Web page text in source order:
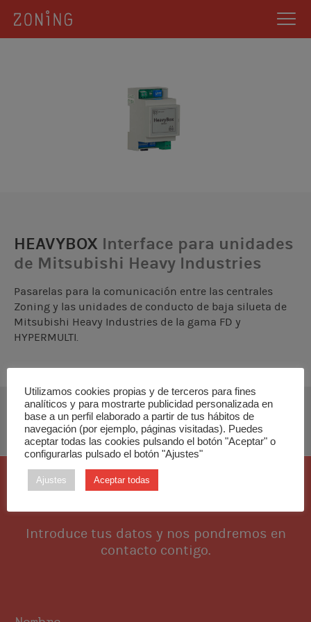
HEAVYBOX Interface para unidades
de Mitsubishi Heavy Industries
Pasarelas para la comunicación entre las centrales
Zoning y las unidades de conducto de baja silueta de
Mitsubishi Heavy Industries de la gama FD y
HYPERMULTI.
DESCARGAR MANUAL DE INSTALACIÓN
Quiero esta pieza
Introduce tus datos y nos pondremos en
contacto contigo.
Utilizamos cookies propias y de terceros para fines
analíticos y para mostrarte publicidad personalizada en
base a un perfil elaborado a partir de tus hábitos de
navegación (por ejemplo, páginas visitadas). Puedes
aceptar todas las cookies pulsando el botón "Aceptar" o
configurarlas pulsado el botón "Ajustes"
Ajustes Aceptar todas